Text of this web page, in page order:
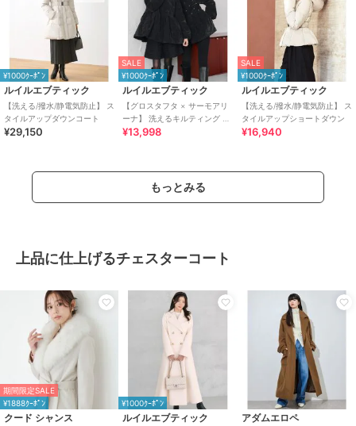
¥1000ｸｰﾎﾟﾝ
ルイルエブティック
【洗える/撥水/静電気防止】 ス
タイルアップダウンコート
¥29,150
SALE
¥1000ｸｰﾎﾟﾝ
ルイルエブティック
【グロスタフタ × サーモアリ
ーナ】 洗えるキルティング フ
ーディーショートコート(パー
¥13,998
SALE
¥1000ｸｰﾎﾟﾝ
ルイルエブティック
【洗える/撥水/静電気防止】 ス
タイルアップショートダウン
¥16,940
もっとみる
上品に仕上げるチェスターコート
期間限定SALE
¥1888ｸｰﾎﾟﾝ
クード シャンス
¥1000ｸｰﾎﾟﾝ
ルイルエブティック アダムエロペ